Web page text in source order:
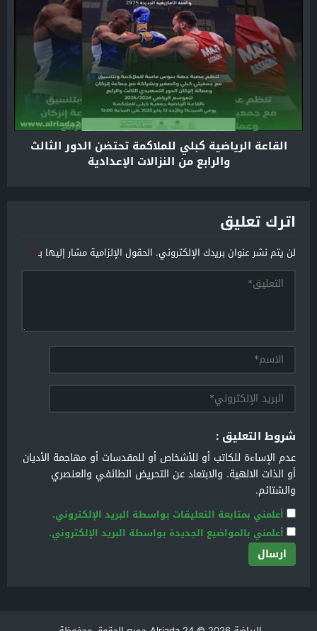
القاعة الرياضية كبلي للملاكمة تحتضن الدور الثالث
والرابع من النزالات الإعدادية
اترك تعليق
لن يتم نشر عنوان بريدك الإلكتروني. الحقول الإلزامية مشار إليها بـ*
شروط التعليق :
عدم الإساءة للكاتب أو للأشخاص أو للمقدسات أو مهاجمة الأديان
أو الذات الالهية. والابتعاد عن التحريض الطائفي والعنصري
والشتائم.
أعلمني بمتابعة التعليقات بواسطة البريد الإلكتروني.
أعلمني بالمواضيع الجديدة بواسطة البريد الإلكتروني.